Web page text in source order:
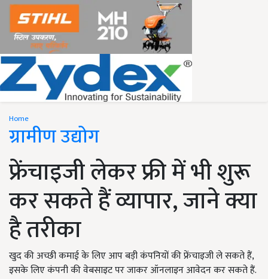
Home
ग्रामीण उद्योग
फ्रेंचाइजी लेकर फ्री में भी शुरू
कर सकते हैं व्यापार, जाने क्या
है तरीका
खुद की अच्छी कमाई के लिए आप बड़ी कंपनियों की फ्रेंचाइजी ले सकते हैं,
इसके लिए कंपनी की वेबसाइट पर जाकर ऑनलाइन आवेदन कर सकते हैं.